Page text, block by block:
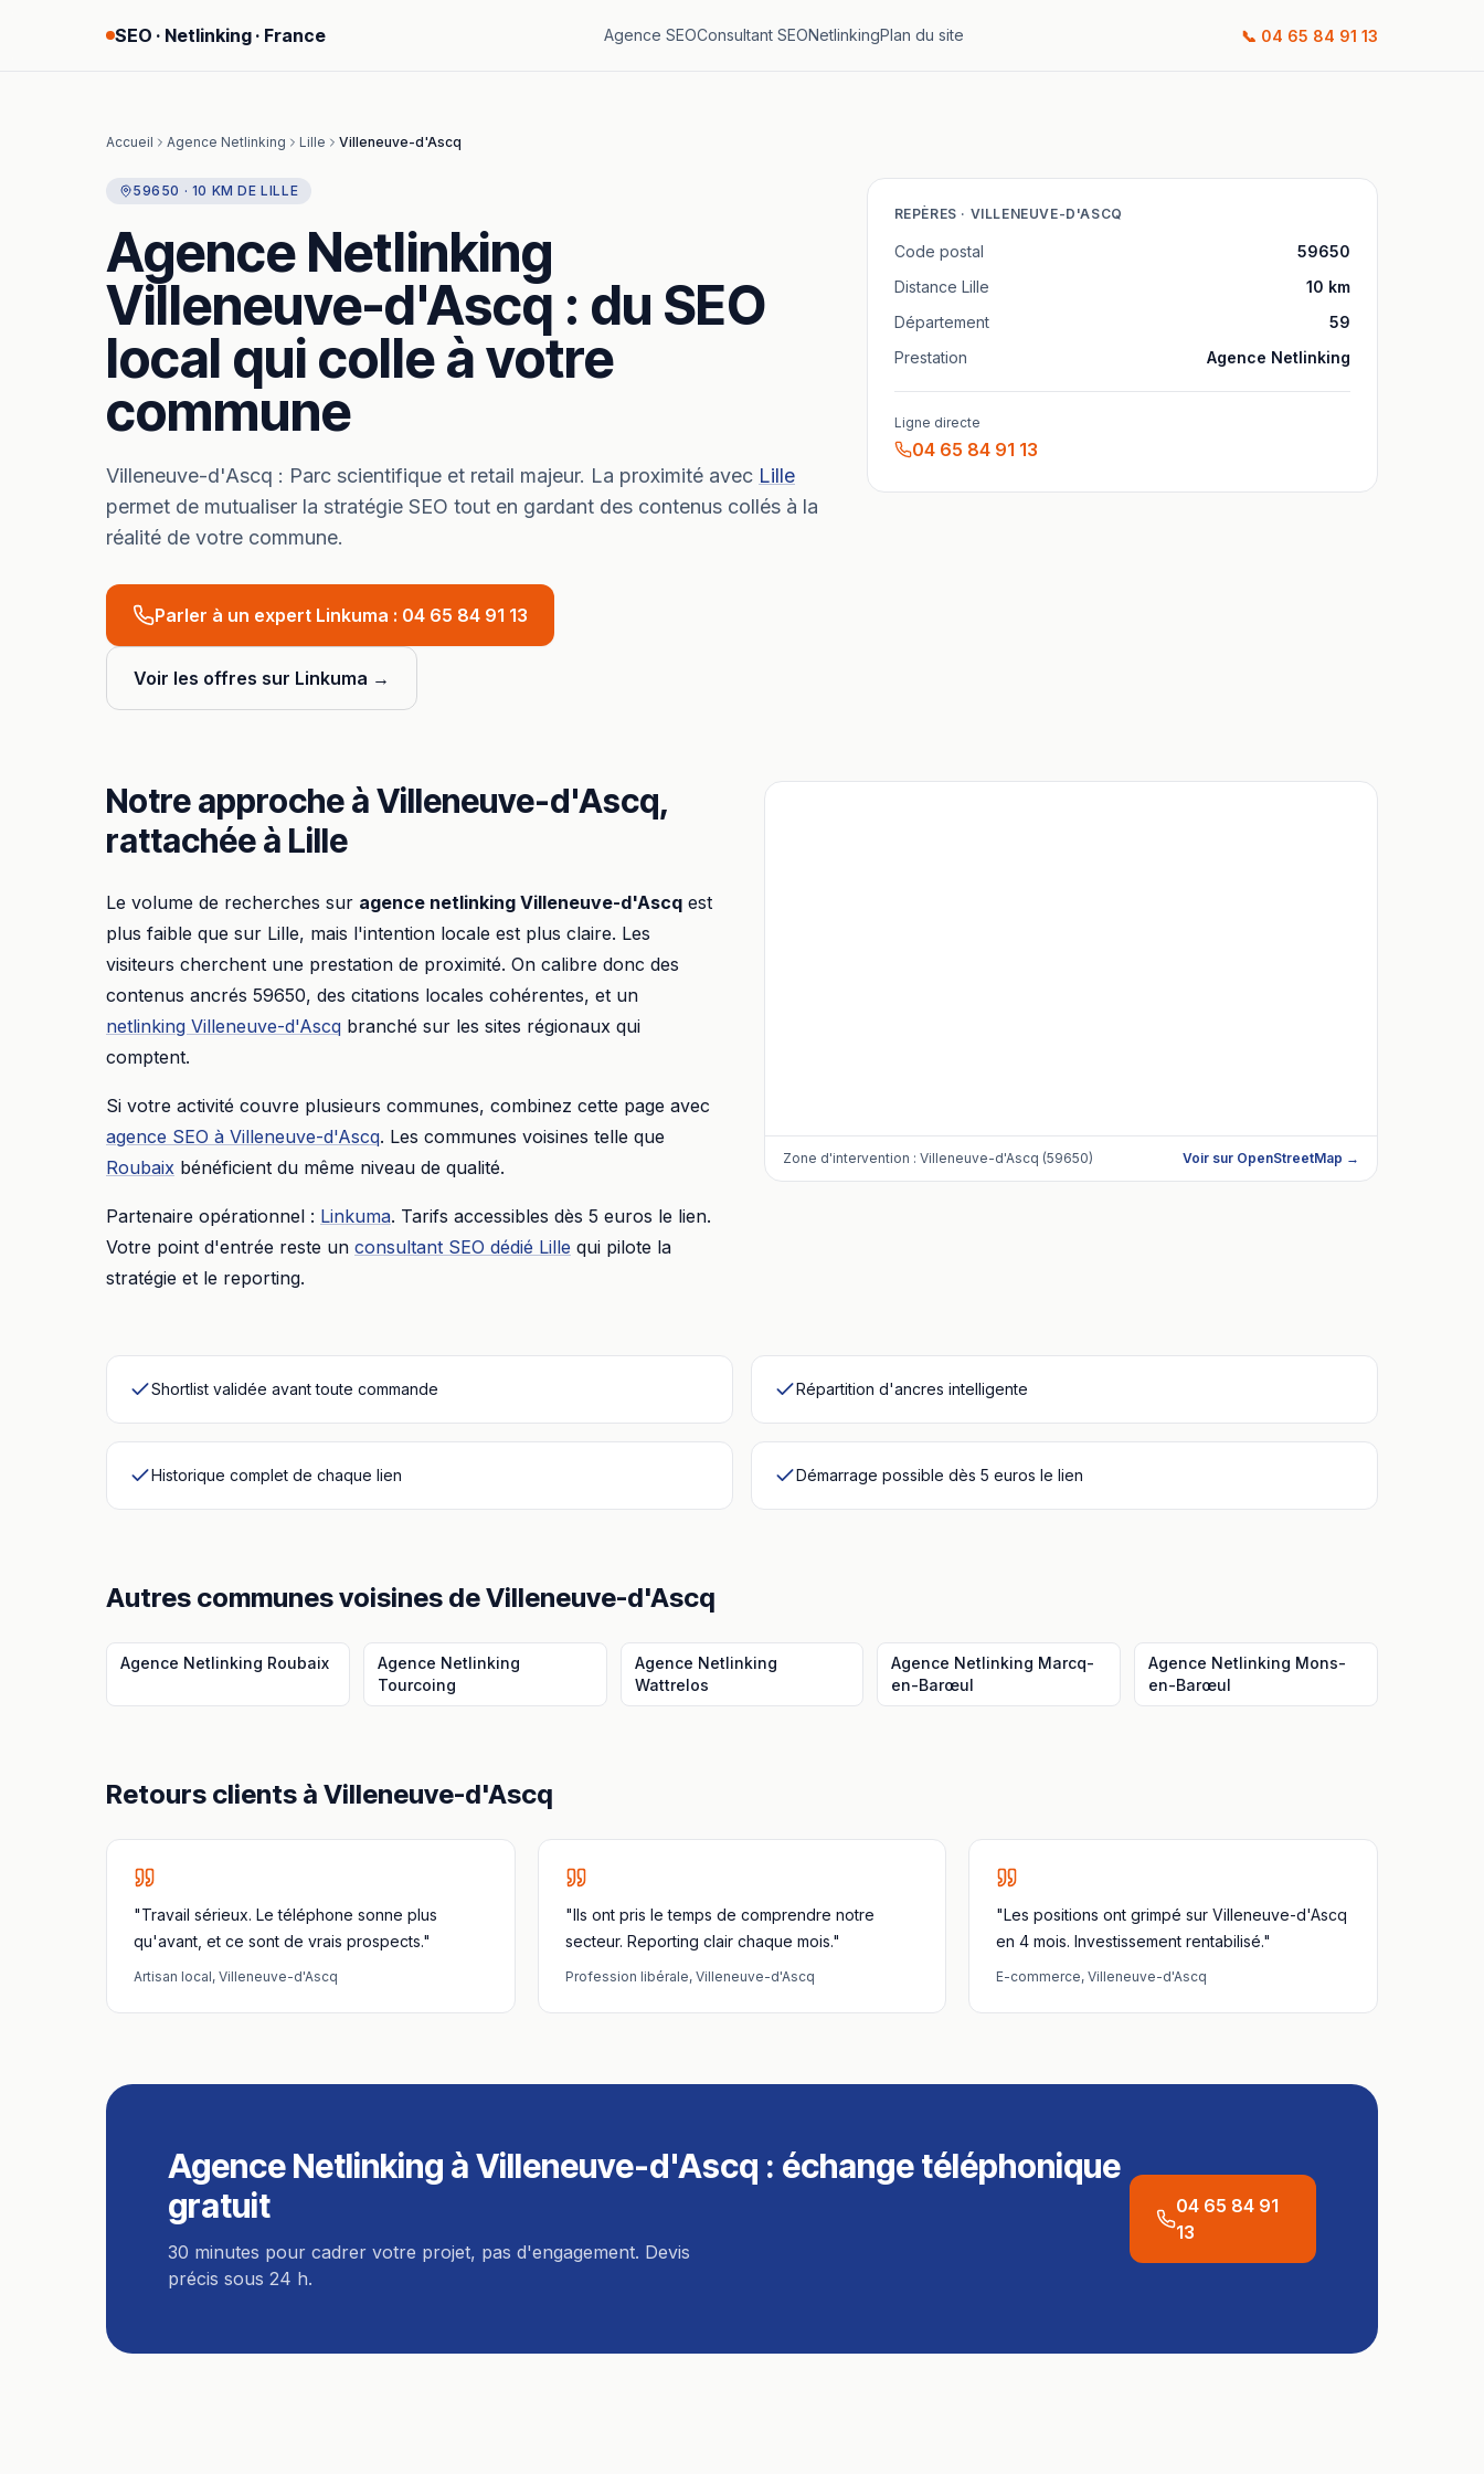
SEO · Netlinking · France Agence SEOConsultant SEONetlinkingPlan du site 📞 04 65 84 91 13
Accueil Agence Netlinking Lille Villeneuve-d'Ascq
59650 · 10 KMDELILLE
Agence Netlinking
Villeneuve-d'Ascq : du SEO
local qui colle à votre
commune
Villeneuve-d'Ascq : Parc scientifique et retail majeur. La proximité avec Lille
permet de mutualiser la stratégie SEO tout en gardant des contenus collés à la
réalité de votre commune.
Parler à un expert Linkuma : 04 65 84 91 13
Voir les offres sur Linkuma →
REPÈRES · VILLENEUVE-D'ASCQ
Code postal
59650
Distance Lille 10 km
Département
59
Prestation
Agence Netlinking
Ligne directe
04 65 84 91 13
Notre approche àVilleneuve-d'Ascq,
rattachée à Lille
Le volume de recherches sur agence netlinking Villeneuve-d'Ascq est
plus faible que sur Lille, mais l'intention locale est plus claire. Les
visiteurs cherchent une prestation de proximité. On calibre donc des
contenus ancrés 59650, des citations locales cohérentes, et un
netlinking Villeneuve-d'Ascq branché sur les sites régionaux qui
comptent.
Si votre activité couvre plusieurs communes, combinez cette page avec
agence SEO à Villeneuve-d'Ascq. Les communes voisines telle que
Roubaix bénéficient du même niveau de qualité.
Partenaire opérationnel : Linkuma. Tarifs accessibles dès 5 euros le lien.
Votre point d'entrée reste un consultant SEO dédié Lille qui pilote la
stratégie et le reporting.
Zone d'intervention : Villeneuve-d'Ascq (59650) Voir sur OpenStreetMap →
Shortlist validée avant toute commande Répartition d'ancres intelligente
Historique complet de chaque lien Démarrage possible dès 5 euros le lien
Autres communes voisines deVilleneuve-d'Ascq
Agence Netlinking Roubaix
Agence Netlinking
Tourcoing
Agence Netlinking
Wattrelos
Agence Netlinking Marcq-
en-Barœul
Agence Netlinking Mons-
en-Barœul
Retours clients à Villeneuve-d'Ascq
"Travail sérieux. Le téléphone sonne plus
qu'avant, et ce sont de vrais prospects."
Artisan local, Villeneuve-d'Ascq
"Ils ont pris le temps de comprendre notre
secteur. Reporting clair chaque mois."
Profession libérale, Villeneuve-d'Ascq
"Les positions ont grimpé sur Villeneuve-d'Ascq
en 4 mois. Investissement rentabilisé."
E-commerce,Villeneuve-d'Ascq
Agence Netlinking àVilleneuve-d'Ascq : échange téléphonique
gratuit
30 minutes pour cadrer votre projet, pas d'engagement. Devis
précis sous 24 h.
04 65 84 91
13